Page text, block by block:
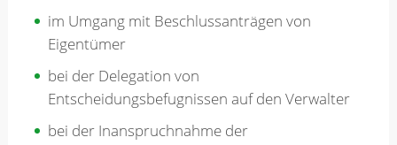
im Umgang mit Beschlussanträgen von
Eigentümer
bei der Delegation von
Entscheidungsbefugnissen auf den Verwalter
bei der Inanspruchnahme der